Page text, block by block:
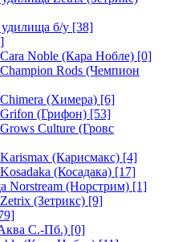
б/у [38]
Noble (Кара Нобле) [0]
Rods (Чемпион
(Химера) [6]
(Грифон) [53]
Culture (Гровс
(Карисмакс) [4]
(Косадака) [17]
Norstream (Норстрим) [1]
(Зетрикс) [9]
С.-Пб.) [0]